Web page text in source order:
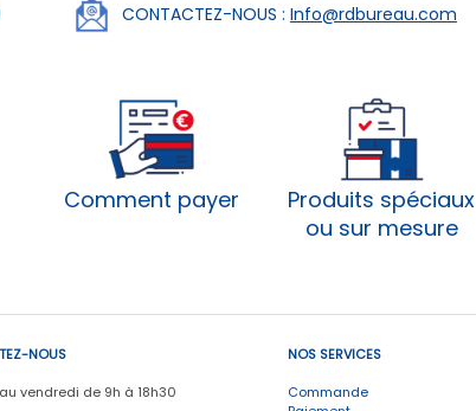
CONTACTEZ-NOUS : Info@rdbureau.com
Comment payer
Produits spéciaux
ou sur mesure
NOUS
vendredi de 9h à 18h30
NOS SERVICES
Commande